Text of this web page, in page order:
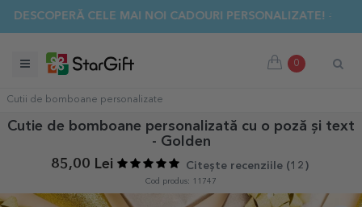
DESCOPERĂ CELE MAI NOI CADOURI PERSONALIZATE! ☀️
0
Cutii de bomboane personalizate
Cutie de bomboane personalizată cu o poză și text
- Golden
85,00 Lei
Citește recenziile (12 )
Cod produs: 11747